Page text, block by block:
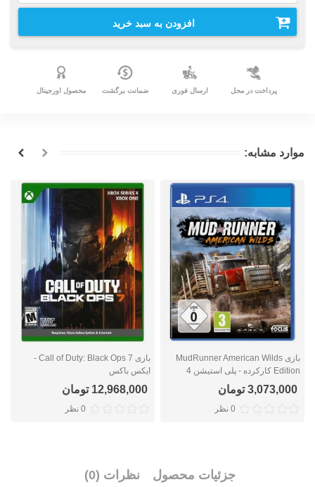
افزودن به سبد خرید
پرداخت در محل ارسال فوری ضمانت برگشت محصول اورجینال
موارد مشابه:
بازی MudRunner American Wilds
Edition کارکرده - پلی استیشن 4
3,073,000 تومان
0 نظر
بازی Call of Duty: Black Ops 7 -
ایکس باکس
12,968,000 تومان
0 نظر
جزئیات محصول نظرات (0)